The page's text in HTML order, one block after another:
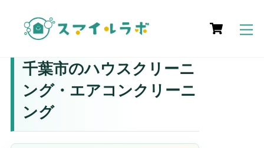
content
Cart
千葉市のハウスクリーニ
ング・エアコンクリーニ
ング